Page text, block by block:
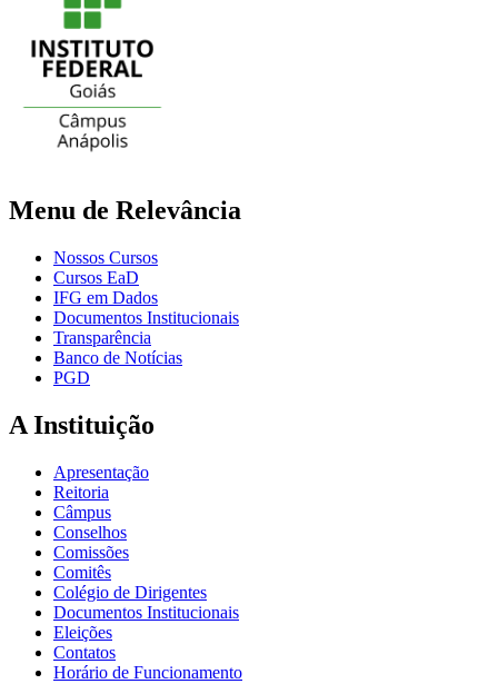
Menu de Relevância
Nossos Cursos
Cursos EaD
IFG em Dados
Documentos Institucionais
Transparência
Banco de Notícias
PGD
A Instituição
Apresentação
Reitoria
Câmpus
Conselhos
Comissões
Comitês
Colégio de Dirigentes
Documentos Institucionais
Eleições
Contatos
Horário de Funcionamento